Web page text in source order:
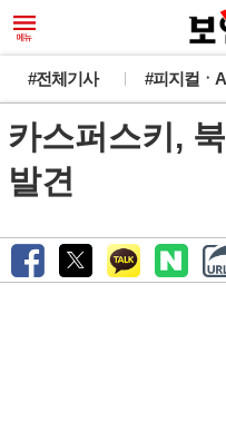
#전체기사 #피지컬ㆍ
카스퍼스키,
발견